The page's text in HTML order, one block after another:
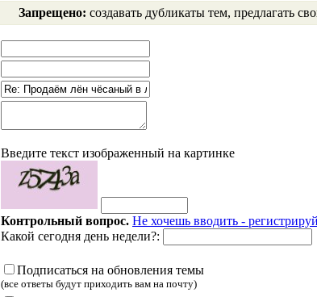
Запрещено: создавать дубликаты тем, предлагать
Введите текст изображенный на картинке
Контрольный вопрос. Не хочешь вводить -
Какой сегодня день недели?:
Подписаться на обновления темы
(все ответы будут приходить вам на почту)